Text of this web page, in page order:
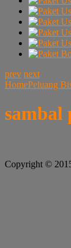
prev next
HomePeluang
sambal
Copyright ©